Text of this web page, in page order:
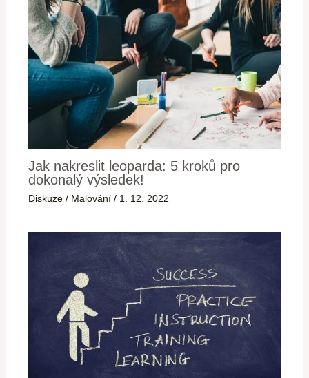
Jak nakreslit leoparda: 5 kroků pro
dokonalý výsledek!
Diskuze / Malování / 1. 12. 2022